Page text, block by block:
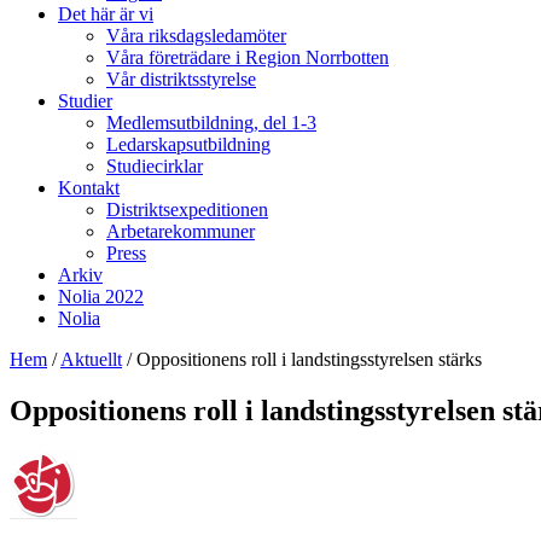
Det här är vi
Våra riksdagsledamöter
Våra företrädare i Region Norrbotten
Vår distriktsstyrelse
Studier
Medlemsutbildning, del 1-3
Ledarskapsutbildning
Studiecirklar
Kontakt
Distriktsexpeditionen
Arbetarekommuner
Press
Arkiv
Nolia 2022
Nolia
Hem /Aktuellt /Oppositionens roll i landstingsstyrelsen stärks
Oppositionens roll i landstingsstyrelsen